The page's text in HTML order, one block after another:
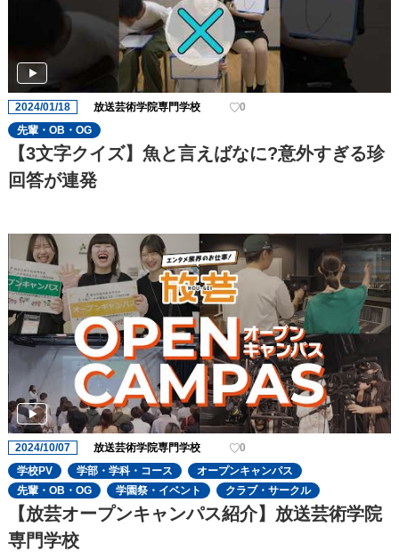
2024/01/18 放送芸術学院専門学校
0
先輩・OB・OG
【3文字クイズ】魚と言えばなに?意外すぎる珍
回答が連発
2024/10/07 放送芸術学院専門学校
0
学校PV
学部・学科・コース
オープンキャンパス
先輩・OB・OG
学園祭・イベント クラブ・サークル
【放芸オープンキャンパス紹介】放送芸術学院
専門学校